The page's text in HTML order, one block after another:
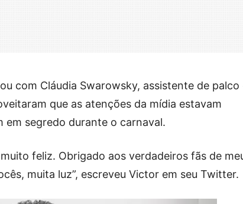
com Cláudia Swarowsky, assistente de palco
que as atenções da mídia estavam
em segredo durante o carnaval.
feliz. Obrigado aos verdadeiros fãs de
muita luz”, escreveu Victor em seu Twitter.